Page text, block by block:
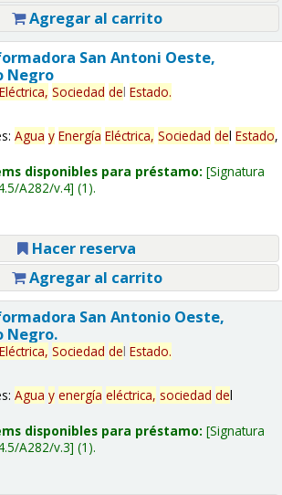
Agregar al carrito
San Antoni Oeste,
Negro
Eléctrica, Sociedad del Estado.
Agua y Energía Eléctrica, Sociedad del Estado,
disponibles para préstamo: Signatura
A282/v.4 (1).
Hacer reserva
Agregar al carrito
San Antonio Oeste,
Negro.
Eléctrica, Sociedad del Estado.
Agua y energía eléctrica, sociedad del
disponibles para préstamo: Signatura
A282/v.3 (1).